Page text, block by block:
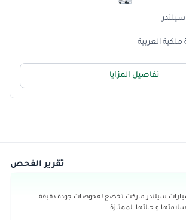
العربية
تفاصيل المزايا
تقرير الفحص
سيلندر ماركت تخضع لفحوصات جودة دقيقة
و حالتها الممتازة